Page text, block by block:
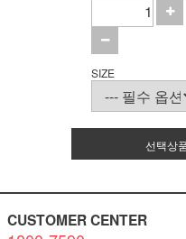
SIZE
선택상
CUSTOMER CENTER